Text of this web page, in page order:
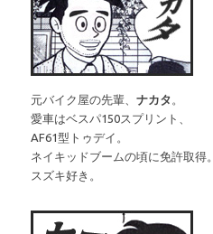
元バイク屋の先輩、 ナカタ 。
愛車はベスパ150スプリント、
AF61型トゥデイ。
ネイキッドブームの頃に免許取得。
スズキ好き。